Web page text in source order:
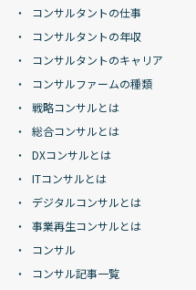
コンサルタントの仕事
コンサルタントの年収
コンサルタントのキャリア
コンサルファームの種類
戦略コンサルとは
総合コンサルとは
DXコンサルとは
ITコンサルとは
デジタルコンサルとは
事業再生コンサルとは
コンサル
コンサル記事一覧